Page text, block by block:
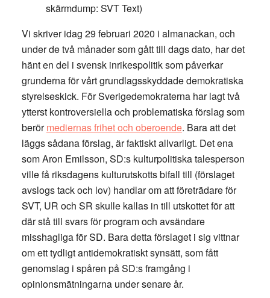
skärmdump: SVT Text)
Vi skriver idag 29 februari 2020 i almanackan, och
under de två månader som gått till dags dato, har det
hänt en del i svensk inrikespolitik som påverkar
grunderna för vårt grundlagsskyddade demokratiska
styrelseskick. För Sverigedemokraterna har lagt två
ytterst kontroversiella och problematiska förslag som
berörmediernas frihet och oberoende. Bara att det
läggs sådana förslag, är faktiskt allvarligt. Det ena
som Aron Emilsson, SD:s kulturpolitiska talesperson
ville få riksdagens kulturutskotts bifall till (förslaget
avslogs tack och lov) handlar om att företrädare för
SVT, UR och SR skulle kallas in till utskottet för att
där stå till svars för program och avsändare
misshagliga för SD. Bara detta förslaget i sig vittnar
om ett tydligt antidemokratiskt synsätt, som fått
genomslag i spåren på SD:s framgång i
opinionsmätningarna under senare år.